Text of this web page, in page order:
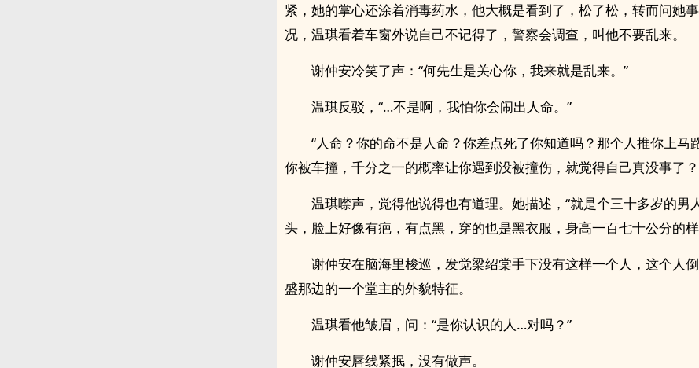
紧，她的掌心还涂着消毒药水，他大概是看到了，松了松，转而问她
况，温琪看着车窗外说自己不记得了，警察会调查，叫他不要乱来。
谢仲安冷笑了声：“何先生是关心你，我来就是乱来。”
温琪反驳，“…不是啊，我怕你会闹出人命。”
“人命？你的命不是人命？你差点死了你知道吗？那个人推你上马
你被车撞，千分之一的概率让你遇到没被撞伤，就觉得自己真没事了
温琪噤声，觉得他说得也有道理。她描述，“就是个三十多岁的男
头，脸上好像有疤，有点黑，穿的也是黑衣服，身高一百七十公分的
谢仲安在脑海里梭巡，发觉梁绍棠手下没有这样一个人，这个人
盛那边的一个堂主的外貌特征。
温琪看他皱眉，问：“是你认识的人…对吗？”
谢仲安唇线紧抿，没有做声。